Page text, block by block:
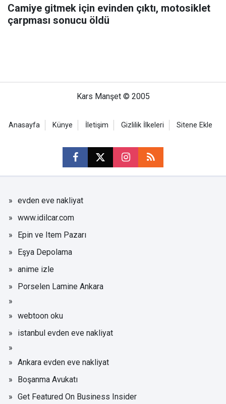
Camiye gitmek için evinden çıktı, motosiklet
çarpması sonucu öldü
Kars Manşet © 2005
Anasayfa Künye İletişim Gizlilik İlkeleri Sitene Ekle
evden eve nakliyat
www.idilcar.com
Epin ve Item Pazarı
Eşya Depolama
anime izle
Porselen Lamine Ankara
webtoon oku
istanbul evden eve nakliyat
Ankara evden eve nakliyat
Boşanma Avukatı
Get Featured On Business Insider